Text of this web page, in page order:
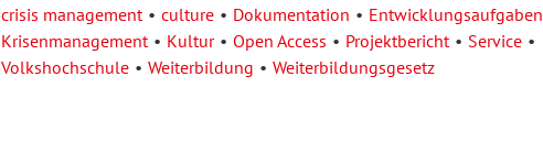
crisis management
culture Dokumentation
Entwicklungsaufgaben
Krisenmanagement
Kultur Open Access Projektbericht
Service
Volkshochschule
Weiterbildung Weiterbildungsgesetz